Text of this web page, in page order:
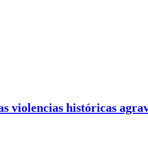
violencias históricas